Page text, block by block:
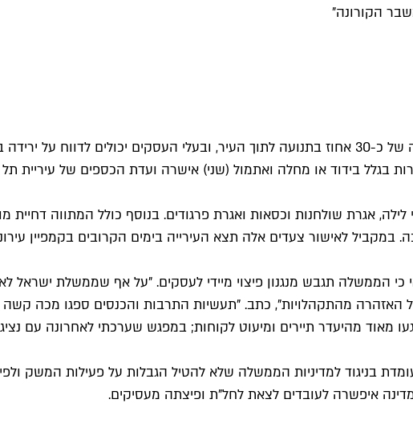
הקורונה"
בגלל בידוד או מחלה ואתמול (שני) אישרה ועדת הכספים של עיריית
אגרת שולחנות וכסאות ואגרת פרגודים. בנוסף כולל המתווה דחיית
לאישור צעדים אלה תצא העירייה בימים הקרובים בקמפיין
תגבש מנגנון פיצוי מיידי לעסקים. "על אף שממשלת ישראל
מהתקהלויות", כתב. "תעשיות התרבות והכנסים ספגו מכה קשה
מהיעדר תיירים ומיעוט לקוחות; במפגש שערכתי לאחרונה עם
בניגוד למדיניות הממשלה שלא להטיל הגבלות על פעילות המשק
איפשרה לעובדים לצאת לחל"ת ופיצתה מעסיקים.